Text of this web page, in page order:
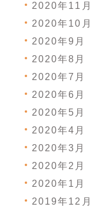
2020年11月
2020年10月
2020年9月
2020年8月
2020年7月
2020年6月
2020年5月
2020年4月
2020年3月
2020年2月
2020年1月
2019年12月